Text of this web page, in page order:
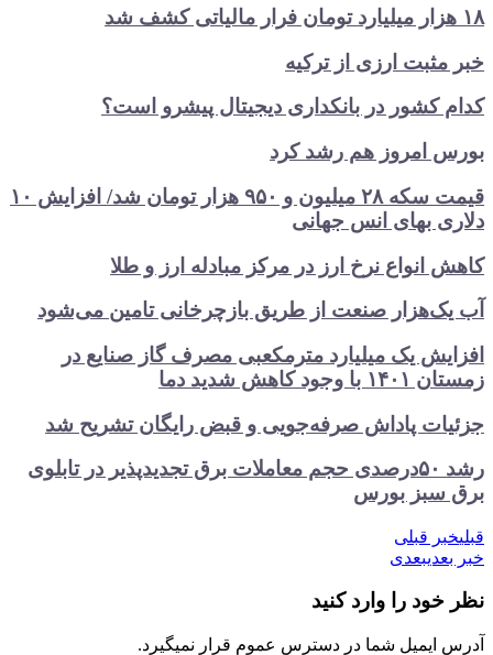
۱۸ هزار میلیارد تومان فرار مالیاتی کشف شد
خبر مثبت ارزی از ترکیه
کدام کشور در بانکداری دیجیتال پیشرو است؟
بورس امروز هم رشد کرد
قیمت سکه ۲۸ میلیون و ۹۵۰ هزار تومان شد/ افزایش ۱۰
دلاری بهای انس جهانی
کاهش انواع نرخ ارز در مرکز مبادله ارز و طلا
آب یک‌هزار صنعت از طریق بازچرخانی تامین می‌شود
افزایش یک میلیارد مترمکعبی مصرف گاز صنایع در
زمستان ۱۴۰۱ با وجود کاهش شدید دما
جزئیات پاداش صرفه‌جویی و قبض رایگان تشریح شد
رشد ۵۰درصدی حجم معاملات برق تجدیدپذیر در تابلوی
برق سبز بورس
قبلیخبر قبلی
خبر بعدیبعدی
نظر خود را وارد کنید
آدرس ایمیل شما در دسترس عموم قرار نمیگیرد.